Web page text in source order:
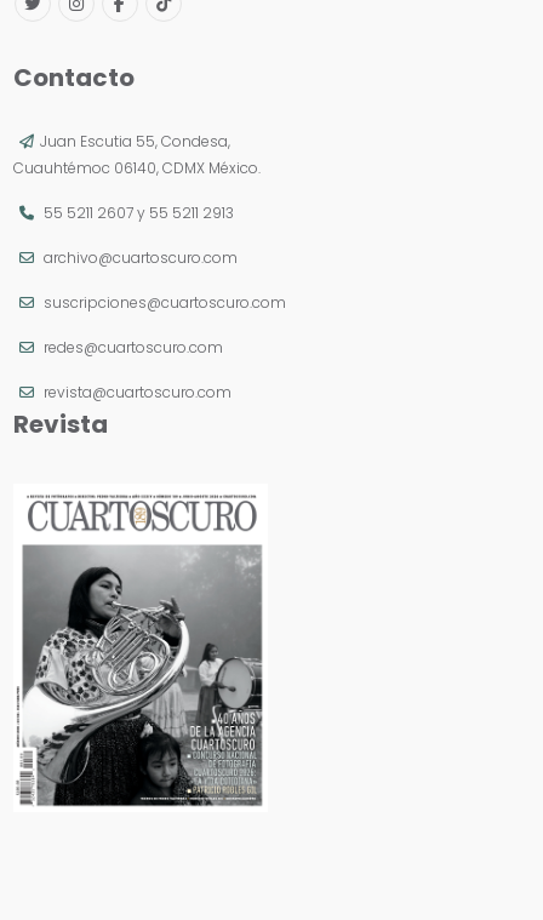
Contacto
Juan Escutia 55, Condesa,
Cuauhtémoc 06140, CDMX México.
55 5211 2607y 55 5211 2913
archivo@cuartoscuro.com
suscripciones@cuartoscuro.com
redes@cuartoscuro.com
revista@cuartoscuro.com
Revista